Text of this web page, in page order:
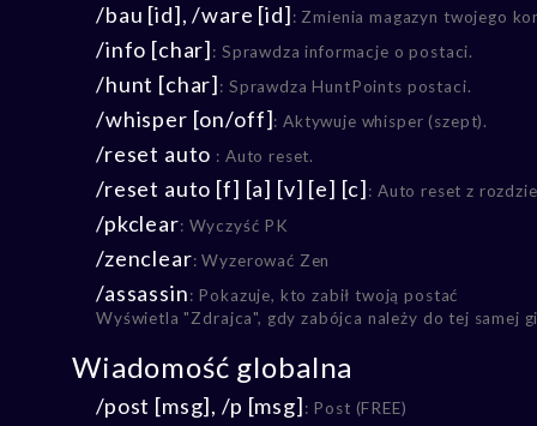
/bau [id], /ware [id]: Zmienia magazyn twojego
/info [char]: Sprawdza informacje o postaci.
/hunt [char]: Sprawdza HuntPoints postaci.
/whisper [on/off]: Aktywuje whisper (szept).
/reset auto : Auto reset.
/reset auto [f] [a] [v] [e] [c]: Auto reset z
/pkclear: Wyczyść PK
/zenclear: Wyzerować Zen
/assassin: Pokazuje, kto zabił twoją postać
Wyświetla "Zdrajca", gdy zabójca należy do tej samej
Wiadomość globalna
/post [msg], /p [msg]: Post (FREE)